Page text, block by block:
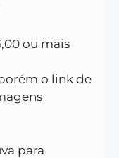
ou mais
o link de
para